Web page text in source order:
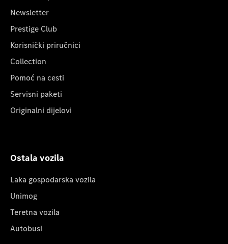
Newsletter
Prestige Club
Korisnički priručnici
Collection
Pomoć na cesti
Servisni paketi
Originalni dijelovi
Ostala vozila
Laka gospodarska vozila
Unimog
Teretna vozila
Autobusi